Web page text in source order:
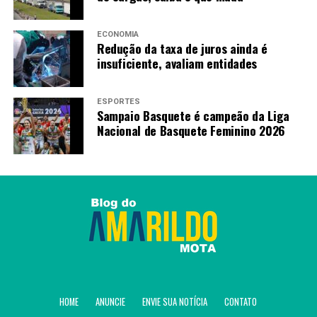
ECONOMIA
Redução da taxa de juros ainda é
insuficiente, avaliam entidades
ESPORTES
Sampaio Basquete é campeão da Liga
Nacional de Basquete Feminino 2026
HOME ANUNCIE ENVIE SUA NOTÍCIA CONTATO